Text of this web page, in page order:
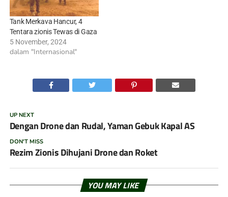
Tank Merkava Hancur, 4
Tentara zionis Tewas di Gaza
5 November, 2024
dalam "Internasional"
UP NEXT
Dengan Drone dan Rudal, Yaman Gebuk Kapal AS
DON'T MISS
Rezim Zionis Dihujani Drone dan Roket
YOU MAY LIKE